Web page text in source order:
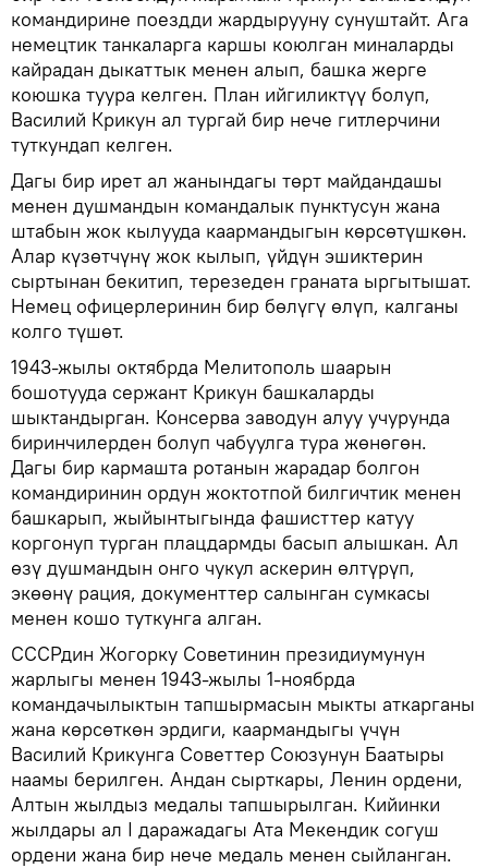
командирине поездди жардырууну сунуштайт. Ага
немецтик танкаларга каршы коюлган миналарды
кайрадан дыкаттык менен алып, башка жерге
коюшка туура келген. План ийгиликтүү болуп,
Василий Крикун ал тургай бир нече гитлерчини
туткундап келген.
Дагы бир ирет ал жанындагы төрт майдандашы
менен душмандын командалык пунктусун жана
штабын жок кылууда каармандыгын көрсөтүшкөн.
Алар күзөтчүнү жок кылып, үйдүн эшиктерин
сыртынан бекитип, терезеден граната ыргытышат.
Немец офицерлеринин бир бөлүгү өлүп, калганы
колго түшөт.
1943-жылы октябрда Мелитополь шаарын
бошотууда сержант Крикун башкаларды
шыктандырган. Консерва заводун алуу учурунда
биринчилерден болуп чабуулга тура жөнөгөн.
Дагы бир кармашта ротанын жарадар болгон
командиринин ордун жоктотпой билгичтик менен
башкарып, жыйынтыгында фашисттер катуу
коргонуп турган плацдармды басып алышкан. Ал
өзү душмандын онго чукул аскерин өлтүрүп,
экөөнү рация, документтер салынган сумкасы
менен кошо туткунга алган.
СССРдин Жогорку Советинин президиумунун
жарлыгы менен 1943-жылы 1-ноябрда
командачылыктын тапшырмасын мыкты аткарганы
жана көрсөткөн эрдиги, каармандыгы үчүн
Василий Крикунга Советтер Союзунун Баатыры
наамы берилген. Андан сырткары, Ленин ордени,
Алтын жылдыз медалы тапшырылган. Кийинки
жылдары ал I даражадагы Ата Мекендик согуш
ордени жана бир нече медаль менен сыйланган.